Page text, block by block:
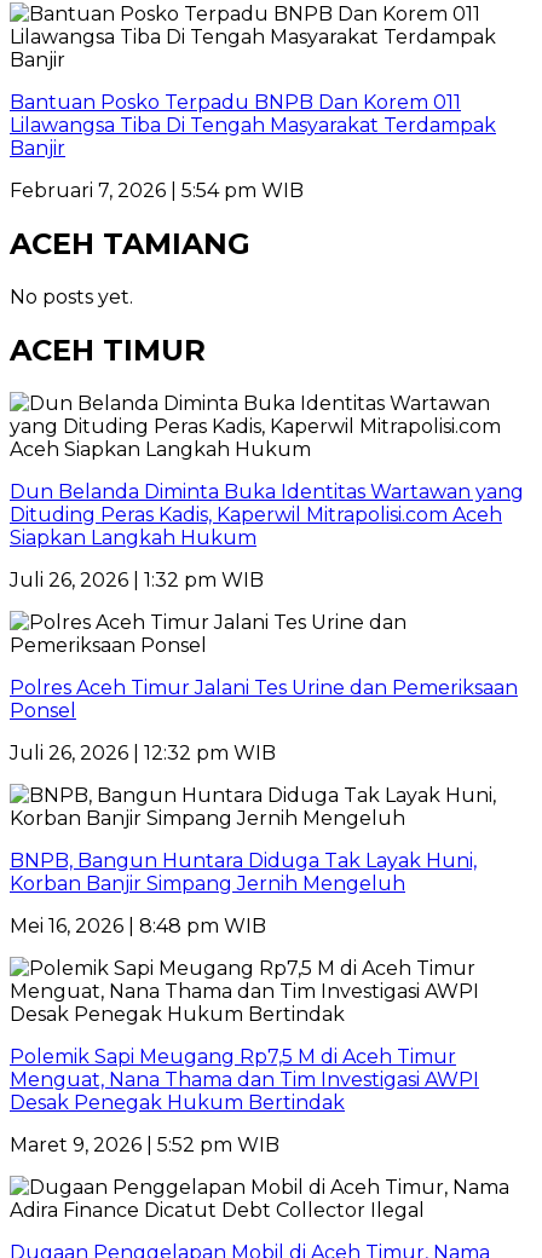
Bantuan Posko Terpadu BNPB Dan Korem 011
Lilawangsa Tiba Di Tengah Masyarakat Terdampak
Banjir
Februari 7, 2026 | 5:54 pm WIB
ACEH TAMIANG
No posts yet.
ACEH TIMUR
Dun Belanda Diminta Buka Identitas Wartawan yang
Dituding Peras Kadis, Kaperwil Mitrapolisi.com Aceh
Siapkan Langkah Hukum
Juli 26, 2026 | 1:32 pm WIB
Polres Aceh Timur Jalani Tes Urine dan Pemeriksaan
Ponsel
Juli 26, 2026 | 12:32 pm WIB
BNPB, Bangun Huntara Diduga Tak Layak Huni,
Korban Banjir Simpang Jernih Mengeluh
Mei 16, 2026 | 8:48 pm WIB
Polemik Sapi Meugang Rp7,5 M di Aceh Timur
Menguat, Nana Thama dan Tim Investigasi AWPI
Desak Penegak Hukum Bertindak
Maret 9, 2026 | 5:52 pm WIB
Dugaan Penggelapan Mobil di Aceh Timur, Nama